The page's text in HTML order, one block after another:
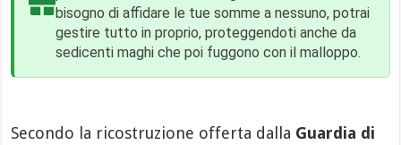
bisogno di affidare le tue somme a nessuno, potrai
gestire tutto in proprio, proteggendoti anche da
sedicenti maghi che poi fuggono con il malloppo.
Secondo la ricostruzione offerta dalla Guardia di